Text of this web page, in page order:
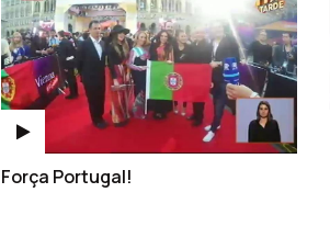
Força Portugal!